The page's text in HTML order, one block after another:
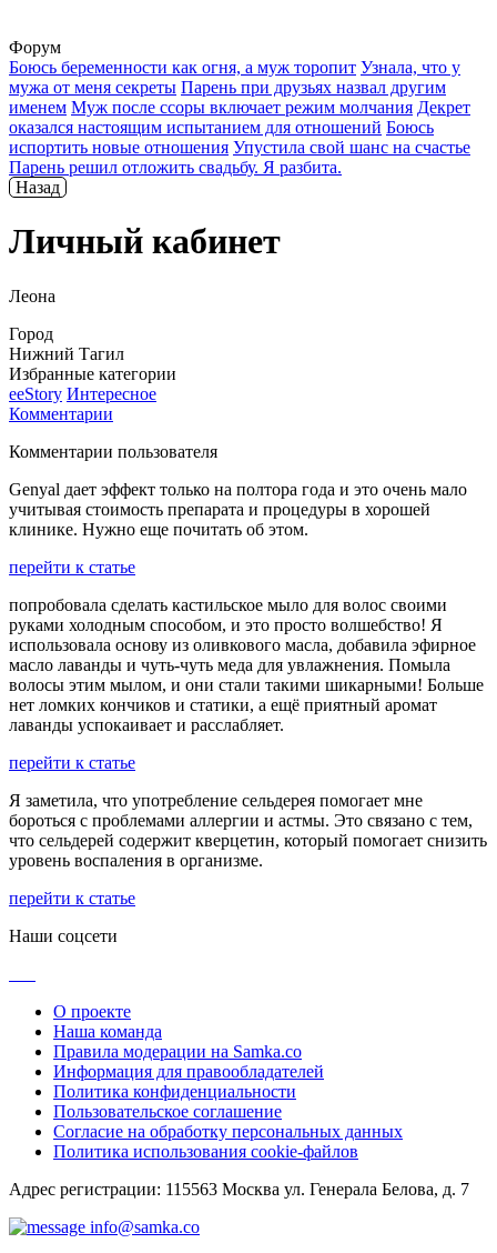
Форум
Боюсь беременности как огня, а муж торопит Узнала, что у
мужа от меня секреты Парень при друзьях назвал другим
именем Муж после ссоры включает режим молчания Декрет
оказался настоящим испытанием для отношений Боюсь
испортить новые отношения Упустила свой шанс на счастье
Парень решил отложить свадьбу. Я разбита.
Назад
Личный кабинет
Леона
Город
Нижний Тагил
Избранные категории
ееStory Интересное
Комментарии
Комментарии пользователя
Genyal дает эффект только на полтора года и это очень мало
учитывая стоимость препарата и процедуры в хорошей
клинике. Нужно еще почитать об этом.
перейти к статье
попробовала сделать кастильское мыло для волос своими
руками холодным способом, и это просто волшебство! Я
использовала основу из оливкового масла, добавила эфирное
масло лаванды и чуть-чуть меда для увлажнения. Помыла
волосы этим мылом, и они стали такими шикарными! Больше
нет ломких кончиков и статики, а ещё приятный аромат
лаванды успокаивает и расслабляет.
перейти к статье
Я заметила, что употребление сельдерея помогает мне
бороться с проблемами аллергии и астмы. Это связано с тем,
что сельдерей содержит кверцетин, который помогает снизить
уровень воспаления в организме.
перейти к статье
Наши соцсети
О проекте
Наша команда
Правила модерации на Samka.co
Информация для правообладателей
Политика конфиденциальности
Пользовательское соглашение
Согласие на обработку персональных данных
Политика использования cookie-файлов
Адрес регистрации: 115563 Москва ул. Генерала Белова, д. 7
info@samka.co